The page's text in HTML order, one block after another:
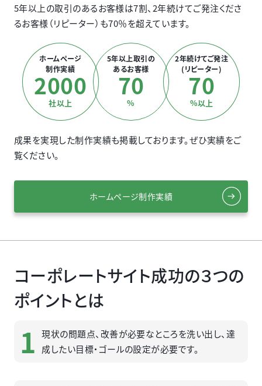
5年以上の取引のあるお客様は7割、2年続けてご発注くださ
るお客様（リピーター）も70％を超えています。
ホームページ
制作実績
2000
社以上
5年以上取引の
あるお客様
70
%
2年続けてご発注
(リピーター)
70
%以上
成果を実現した制作実績も掲載しております。ぜひ実績をご
覧ください。
ホームページ制作実績
コーポレートサイト成功の３つの
ポイントとは
1 現状の問題点、改善が必要なところを洗い出し、達
成したい目標・ゴールの設定が必要です。